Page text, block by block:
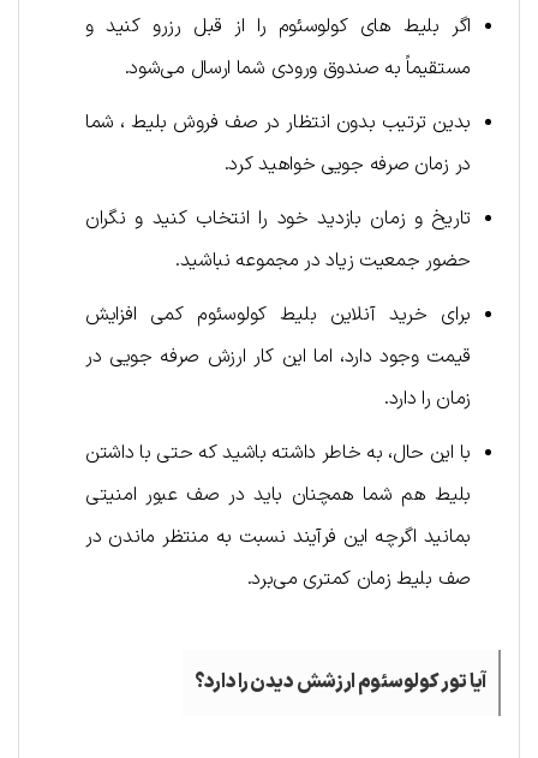
اگر بلیط های کولوسئوم را از قبل رزرو کنید و
مستقیماً به صندوق ورودی شما ارسال می‌شود.
بدین ترتیب بدون انتظار در صف فروش بلیط ، شما
در زمان صرفه جویی خواهید کرد.
تاریخ و زمان بازدید خود را انتخاب کنید و نگران
حضور جمعیت زیاد در مجموعه نباشید.
برای خرید آنلاین بلیط کولوسئوم کمی افزایش
قیمت وجود دارد، اما این کار ارزش صرفه جویی در
زمان را دارد.
با این حال، به خاطر داشته باشید که حتی با داشتن
بلیط هم شما همچنان باید در صف عبور امنیتی
بمانید اگرچه این فرآیند نسبت به منتظر ماندن در
صف بلیط زمان کمتری می‌برد.
آیا تور کولوسئوم ارزشش دیدن را دارد؟